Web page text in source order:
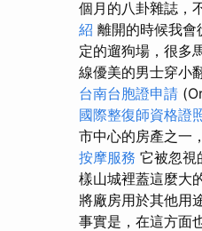
個月的八卦雜誌，
紹 離開的時候我會
定的遛狗場，很多
線優美的男士穿小
台南台胞證申請
國際整復師資格證
市中心的房產之一
按摩服務 它被忽視
樣山城裡蓋這麼大
將廠房用於其他用
事實是，在這方面